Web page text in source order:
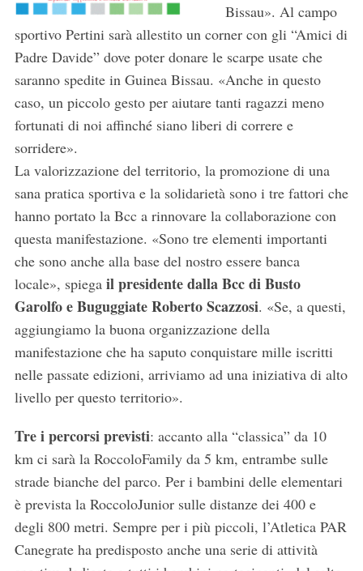
Bissau». Al campo
sportivo Pertini sarà allestito un corner con gli “Amici di
Padre Davide” dove poter donare le scarpe usate che
saranno spedite in Guinea Bissau. «Anche in questo
caso, un piccolo gesto per aiutare tanti ragazzi meno
fortunati di noi affinché siano liberi di correre e
sorridere».
La valorizzazione del territorio, la promozione di una
sana pratica sportiva e la solidarietà sono i tre fattori che
hanno portato la Bcc a rinnovare la collaborazione con
questa manifestazione. «Sono tre elementi importanti
che sono anche alla base del nostro essere banca
locale», spiega il presidente dalla Bcc di Busto
Garolfo e Buguggiate Roberto Scazzosi. «Se, a questi,
aggiungiamo la buona organizzazione della
manifestazione che ha saputo conquistare mille iscritti
nelle passate edizioni, arriviamo ad una iniziativa di alto
livello per questo territorio».
Tre i percorsi previsti: accanto alla “classica” da 10
km ci sarà la RoccoloFamily da 5 km, entrambe sulle
strade bianche del parco. Per i bambini delle elementari
è prevista la RoccoloJunior sulle distanze dei 400 e
degli 800 metri. Sempre per i più piccoli, l’Atletica PAR
Canegrate ha predisposto anche una serie di attività